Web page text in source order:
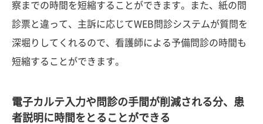
察までの時間を短縮することができます。また、紙の問
診票と違って、主訴に応じてWEB問診システムが質問を
深堀りしてくれるので、看護師による予備問診の時間も
短縮することができます。
電子カルテ入力や問診の手間が削減される分、患
者説明に時間をとることができる